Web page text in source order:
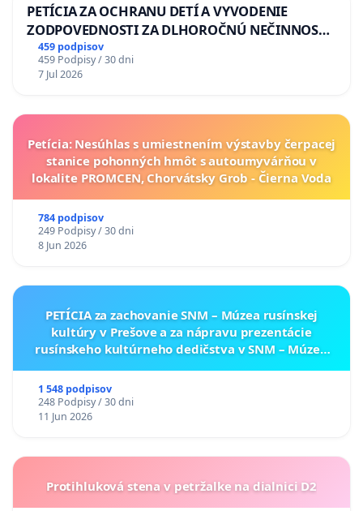
PETÍCIA ZA OCHRANU DETÍ A VYVODENIE
ZODPOVEDNOSTI ZA DLHOROČNÚ NEČINNOSŤ
A ZLYHANIE ŠTÁTU
459 podpisov
459 Podpisy / 30 dni
7 Jul 2026
Petícia: Nesúhlas s umiestnením výstavby čerpacej
stanice pohonných hmôt s autoumyvárňou v
lokalite PROMCEN, Chorvátsky Grob - Čierna Voda
784 podpisov
249 Podpisy / 30 dni
8 Jun 2026
PETÍCIA za zachovanie SNM – Múzea rusínskej
kultúry v Prešove a za nápravu prezentácie
rusínskeho kultúrneho dedičstva v SNM – Múzeu
1 548 podpisov
248 Podpisy / 30 dni
11 Jun 2026
Protihluková stena v petržalke na dialnici D2